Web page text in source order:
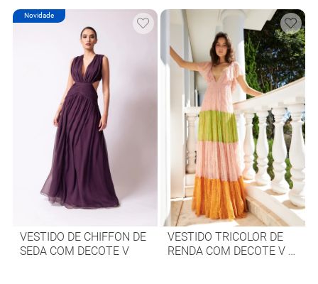
Novidade
VESTIDO DE CHIFFON DE
SEDA COM DECOTE V
VESTIDO TRICOLOR DE
RENDA COM DECOTE V E